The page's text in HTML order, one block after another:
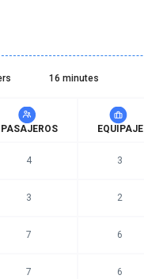
16 minutes
PASAJEROS
EQUIPAJE
4 3
3 2
7 6
7 6